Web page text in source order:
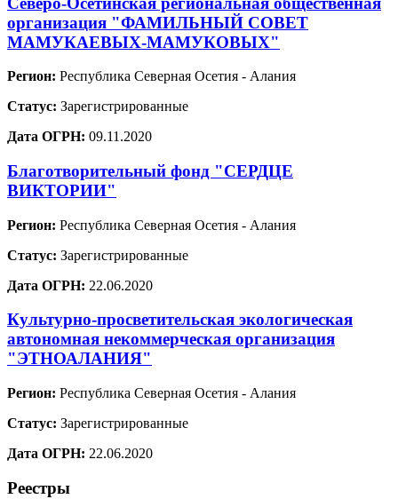
организация "ФАМИЛЬНЫЙ СОВЕТ
МАМУКАЕВЫХ-МАМУКОВЫХ"
Регион: Республика Северная Осетия - Алания
Статус: Зарегистрированные
Дата ОГРН: 09.11.2020
Благотворительный фонд "СЕРДЦЕ
ВИКТОРИИ"
Регион: Республика Северная Осетия - Алания
Статус: Зарегистрированные
Дата ОГРН: 22.06.2020
Культурно-просветительская экологическая
автономная некоммерческая организация
"ЭТНОАЛАНИЯ"
Регион: Республика Северная Осетия - Алания
Статус: Зарегистрированные
Дата ОГРН: 22.06.2020
Реестры